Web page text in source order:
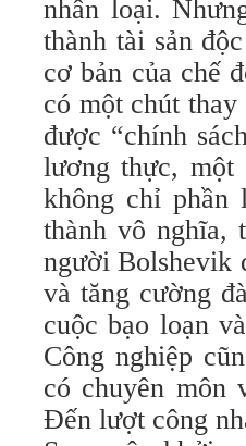
nhân loại.
thành tài sản
cơ bản của chế
có một chút
được “chính
lương thực,
không chỉ phần
thành vô nghĩa,
người Bolshevik
và tăng cường
cuộc bạo loạn
Công nghiệp
có chuyên môn
Đến lượt công